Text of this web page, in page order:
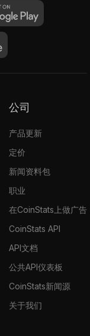
公司
产品更新
定价
新闻资料包
职业
在CoinStats上做广告
CoinStats API
API文档
公共API仪表板
CoinStats新闻源
关于我们